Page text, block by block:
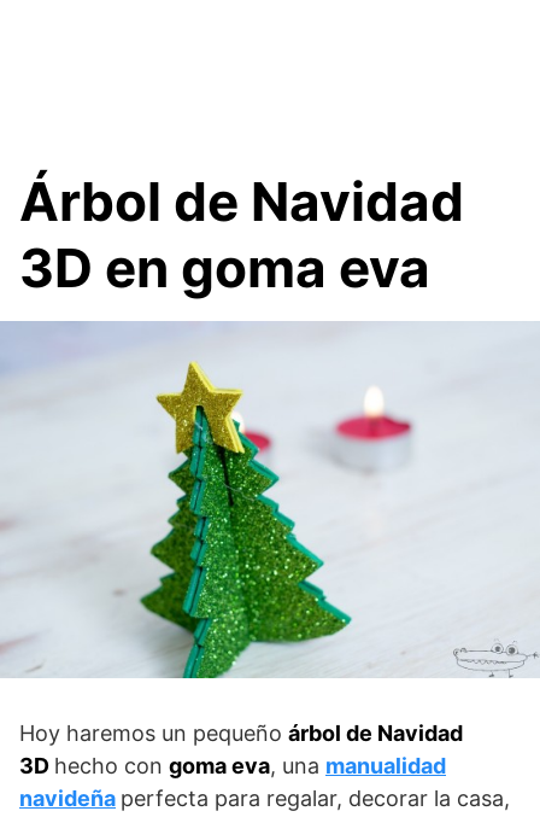
Árbol de Navidad
3D en goma eva
Hoy haremos un pequeño árbol de Navidad
3D hecho con goma eva, una manualidad
navideña perfecta para regalar, decorar la casa,